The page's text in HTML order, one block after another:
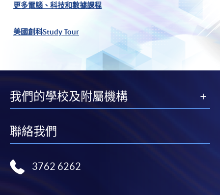
更多電腦、科技和數據課程
美國創科Study Tour
我們的學校及附屬機構
聯絡我們
3762 6262